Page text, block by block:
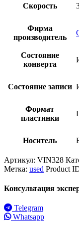
Скорость
Фирма
производитель
Состояние
конверта
Состояние записи
Формат
пластинки
Носитель
Артикул: VIN328
Метка: used Product
Консультация
Telegram
Whatsapp